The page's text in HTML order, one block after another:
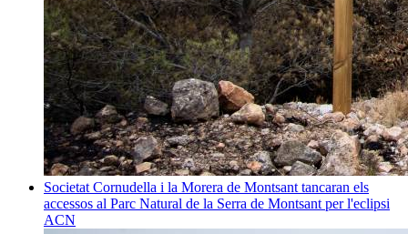
Societat Cornudella i la Morera de Montsant tancaran els
accessos al Parc Natural de la Serra de Montsant per l'eclipsi
ACN